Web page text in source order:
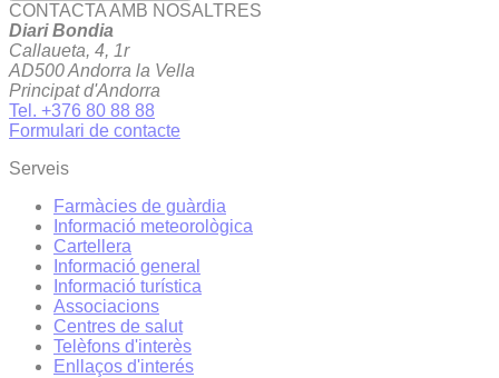
CONTACTA AMB NOSALTRES
Diari Bondia
Callaueta, 4, 1r
AD500 Andorra la Vella
Principat d'Andorra
Tel. +376 80 88 88
Formulari de contacte
Serveis
Farmàcies de guàrdia
Informació meteorològica
Cartellera
Informació general
Informació turística
Associacions
Centres de salut
Telèfons d'interès
Enllaços d'interés